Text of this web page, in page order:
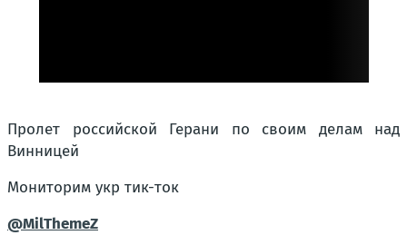
Пролет российской Герани по своим делам над
Винницей
Мониторим укр тик-ток
@MilThemeZ